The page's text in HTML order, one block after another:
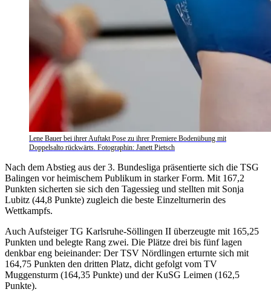
Lene Bauer bei ihrer Auftakt Pose zu ihrer Premiere Bodenübung mit
Doppelsalto rückwärts. Fotographin: Janett Pietsch
Nach dem Abstieg aus der 3. Bundesliga präsentierte sich die TSG
Balingen vor heimischem Publikum in starker Form. Mit 167,2
Punkten sicherten sie sich den Tagessieg und stellten mit Sonja
Lubitz (44,8 Punkte) zugleich die beste Einzelturnerin des
Wettkampfs.
Auch Aufsteiger TG Karlsruhe-Söllingen II überzeugte mit 165,25
Punkten und belegte Rang zwei. Die Plätze drei bis fünf lagen
denkbar eng beieinander: Der TSV Nördlingen erturnte sich mit
164,75 Punkten den dritten Platz, dicht gefolgt vom TV
Muggensturm (164,35 Punkte) und der KuSG Leimen (162,5
Punkte).